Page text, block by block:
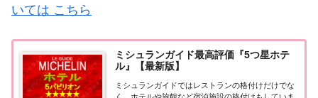
いては こちら
ミシュランガイド最高評価『5つ星ホテ
ル』【最新版】
ミシュランガイドではレストランの格付けだけでな